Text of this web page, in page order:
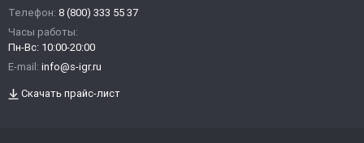
Телефон: 8 (800) 333 55 37
Часы работы:
Пн-Вс: 10:00-20:00
E-mail: info@s-igr.ru
Скачать прайс-лист